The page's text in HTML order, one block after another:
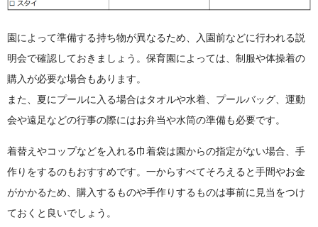
園によって準備する持ち物が異なるため、入園前などに行われる説
明会で確認しておきましょう。保育園によっては、制服や体操着の
購入が必要な場合もあります。
また、夏にプールに入る場合はタオルや水着、プールバッグ、運動
会や遠足などの行事の際にはお弁当や水筒の準備も必要です。
着替えやコップなどを入れる巾着袋は園からの指定がない場合、手
作りをするのもおすすめです。一からすべてそろえると手間やお金
がかかるため、購入するものや手作りするものは事前に見当をつけ
ておくと良いでしょう。